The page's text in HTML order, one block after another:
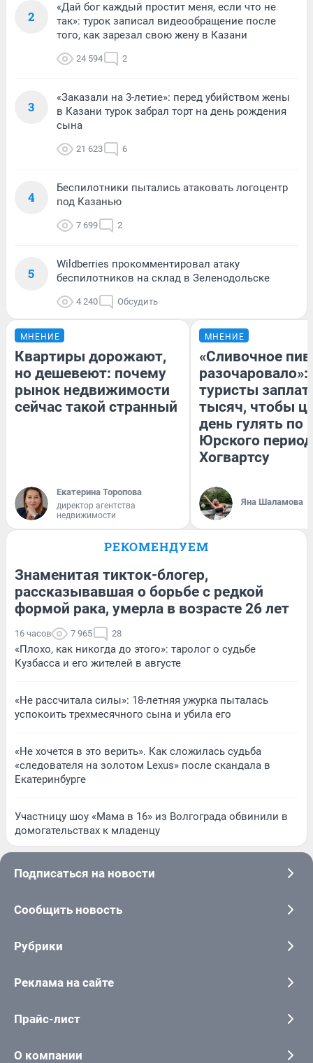
2
«Дай бог каждый простит меня, если что не
так»: турок записал видеообращение после
того, как зарезал свою жену в Казани
24 594 2
3
«Заказали на 3-летие»: перед убийством жены
в Казани турок забрал торт на день рождения
сына
21 623 6
4
Беспилотники пытались атаковать логоцентр
под Казанью
7 699 2
5
Wildberries прокомментировал атаку
беспилотников на склад в Зеленодольске
4 240 Обсудить
МНЕНИЕ
Квартиры дорожают,
но дешевеют: почему
рынок недвижимости
сейчас такой странный
Екатерина Торопова
директор агентства
недвижимости
МНЕНИЕ
«Сливочное
разочаровало»:
туристы
тысяч, чтобы
день гулять по
Юрского
Хогвартсу
Яна Шаламова
РЕКОМЕНДУЕМ
Знаменитая тикток-блогер,
рассказывавшая о борьбе с редкой
формой рака, умерла в возрасте 26 лет
16 часов 7 965 28
«Плохо, как никогда до этого»: таролог о судьбе
Кузбасса и его жителей в августе
«Не рассчитала силы»: 18-летняя ужурка пыталась
успокоить трехмесячного сына и убила его
«Не хочется в это верить». Как сложилась судьба
«следователя на золотом Lexus» после скандала в
Екатеринбурге
Участницу шоу «Мама в 16» из Волгограда обвинили в
домогательствах к младенцу
Подписаться на новости
Сообщить новость
Рубрики
Реклама на сайте
Прайс-лист
О компании